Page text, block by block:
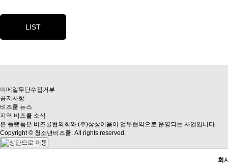
LIST
이메일무단수집거부
공지사항
비즈쿨 뉴스
지역 비즈쿨 소식
본 플랫폼은 비즈쿨협의회와 (주)상상이음이 업무협약으로 운영되는 사업입니다.
Copyright © 청소년비즈쿨. All rights reserved.
회